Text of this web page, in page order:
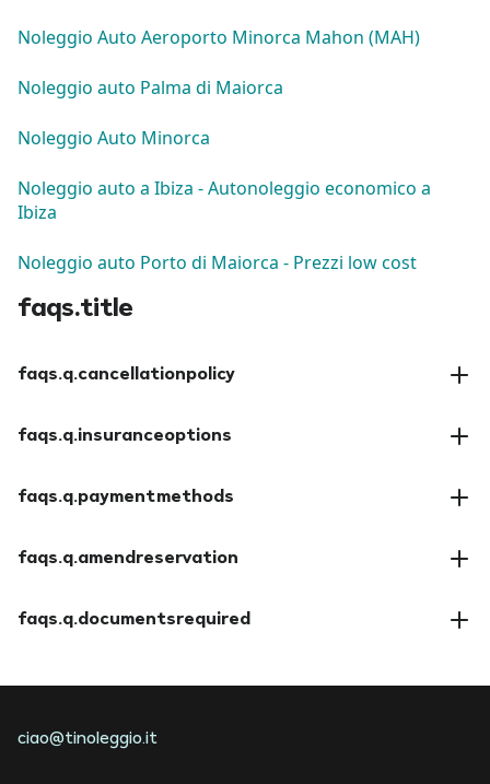
Noleggio Auto Aeroporto Minorca Mahon (MAH)
Noleggio auto Palma di Maiorca
Noleggio Auto Minorca
Noleggio auto a Ibiza - Autonoleggio economico a
Ibiza
Noleggio auto Porto di Maiorca - Prezzi low cost
faqs.title
faqs.q.cancellationpolicy
faqs.q.insuranceoptions
faqs.q.paymentmethods
faqs.q.amendreservation
faqs.q.documentsrequired
ciao@tinoleggio.it